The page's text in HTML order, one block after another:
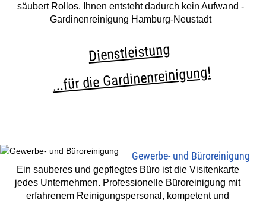
säubert Rollos. Ihnen entsteht dadurch kein Aufwand -
Gardinenreinigung Hamburg-Neustadt
Dienstleistung
...für die Gardinenreinigung!
Gewerbe- und Büroreinigung
Ein sauberes und gepflegtes Büro ist die Visitenkarte
jedes Unternehmen. Professionelle Büroreinigung mit
erfahrenem Reinigungspersonal, kompetent und